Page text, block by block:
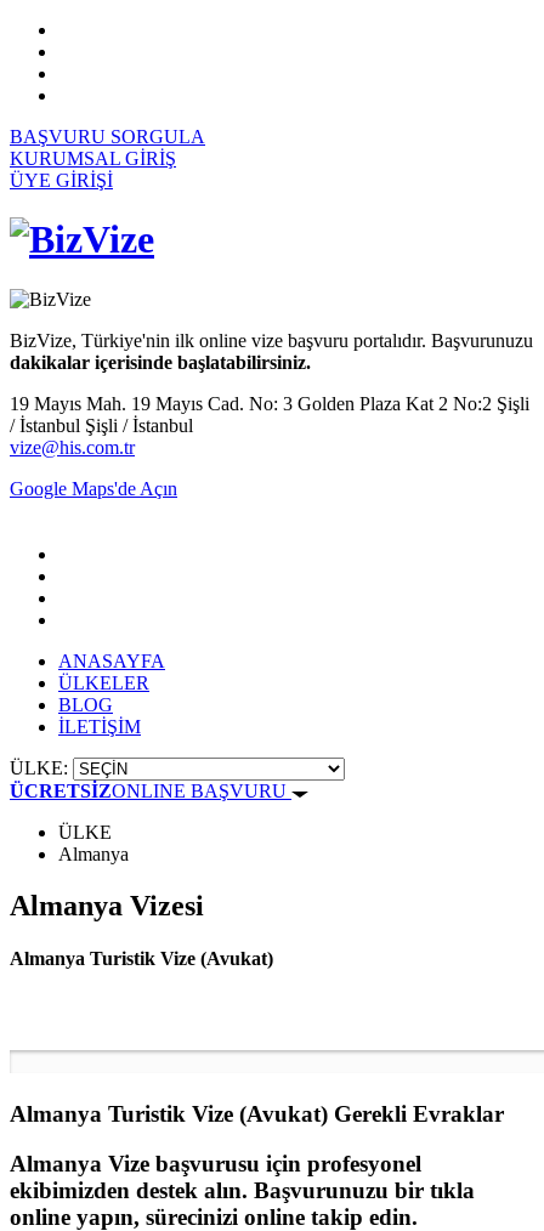
BAŞVURU SORGULA
KURUMSAL GİRİŞ
ÜYE GİRİŞİ
BizVize, Türkiye'nin ilk online vize başvuru portalıdır. Başvurunuzu
dakikalar içerisinde başlatabilirsiniz.
19 Mayıs Mah. 19 Mayıs Cad. No: 3 Golden Plaza Kat 2 No:2 Şişli
/ İstanbul Şişli / İstanbul
vize@his.com.tr
Google Maps'de Açın
ANASAYFA
ÜLKELER
BLOG
İLETİŞİM
ÜLKE:
ÜCRETSİZONLINE BAŞVURU
ÜLKE
Almanya
Almanya Vizesi
Almanya Turistik Vize (Avukat)
Almanya Turistik Vize (Avukat) Gerekli Evraklar
Almanya Vize başvurusu için profesyonel
ekibimizden destek alın. Başvurunuzu bir tıkla
online yapın, sürecinizi online takip edin.